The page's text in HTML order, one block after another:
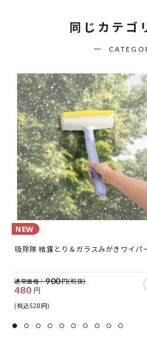
同じカテゴ
NEW
吸除隊 結露とり＆ガラスみがきワイパ
通常価格：900円(税抜)
480 円
(税込528円)